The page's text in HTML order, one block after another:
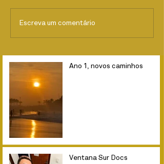
Escreva um comentário
Ano 1, novos caminhos
Ventana Sur Docs